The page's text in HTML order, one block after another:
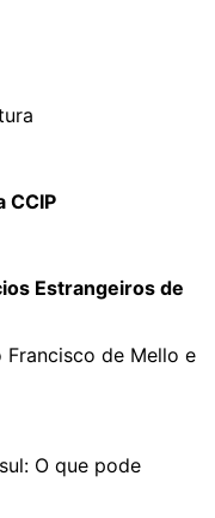
CCIP
Estrangeiros de
Francisco de Mello e
O que pode